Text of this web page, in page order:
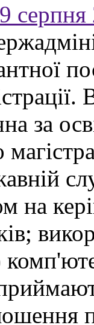
серпня
за
на